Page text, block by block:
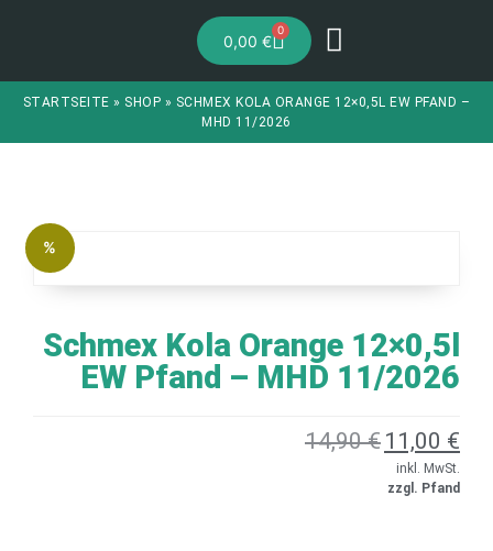
0,00€
0
STARTSEITE » SHOP » SCHMEX KOLA ORANGE 12×0,5L EW PFAND –
MHD 11/2026
%
Schmex Kola Orange 12×0,5l
EW Pfand – MHD 11/2026
14,90€ 11,00 €
inkl. MwSt.
zzgl. Pfand